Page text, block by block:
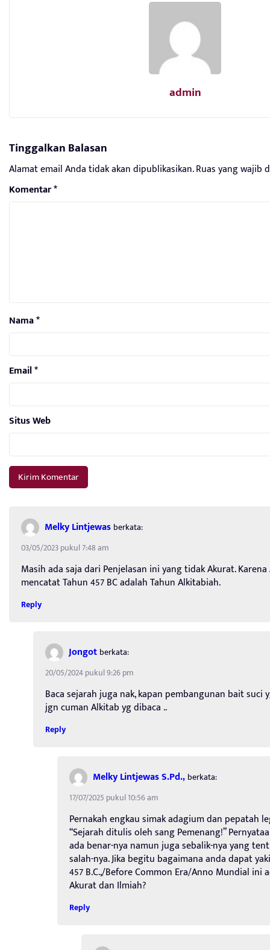
admin
Tinggalkan Balasan
Alamat email Anda tidak akan dipublikasikan.Ruas yang wajib
Komentar*
Nama*
Email*
Situs Web
Melky Lintjewas berkata:
03/05/2023 pukul 7:48 am
Masih ada saja dari Penjelasan ini yang tidak Akurat.
mencatat Tahun 457 BC adalah Tahun Alkitabiah.
Reply
Jongot berkata:
20/05/2024 pukul 9:26 pm
Baca sejarah juga nak, kapan pembangunan bait suci
jgn cuman Alkitab yg dibaca ..
Reply
Melky Lintjewas S.Pd., berkata:
17/07/2025 pukul 10:56 am
Pernakah engkau simak adagium dan pepatah
“Sejarah ditulis oleh sang Pemenang!”
ada benar-nya namun juga sebalik-nya yang
salah-nya. Jika begitu bagaimana anda dapat
457 B.C.,/Before Common Era/Anno Mundial ini
Akurat dan Ilmiah?
Reply